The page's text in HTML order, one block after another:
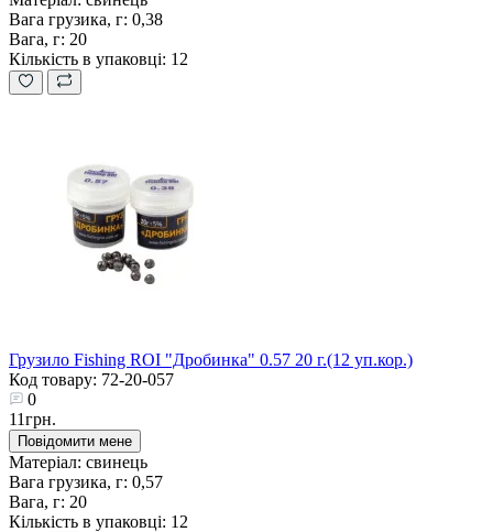
Вага грузика, г: 0,38
Вага, г: 20
Кількість в упаковці: 12
Грузило Fishing ROI "Дробинка" 0.57 20 г.(12 уп.кор.)
Код товару: 72-20-057
0
11грн.
Повідомити мене
Матеріал: свинець
Вага грузика, г: 0,57
Вага, г: 20
Кількість в упаковці: 12